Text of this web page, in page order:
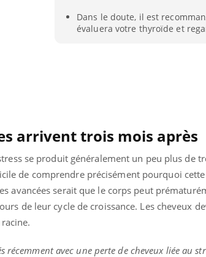
Dans le doute, il est
évaluera votre thyroïde et
arrivent trois mois après
se produit généralement un peu plus de
de comprendre précisément pourquoi
avancées serait que le corps peut
de leur cycle de croissance. Les cheveux
récemment avec une perte de cheveux liée au